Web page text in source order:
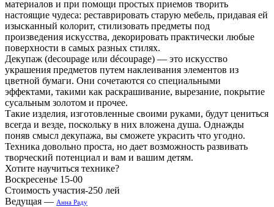
материалов и при помощи простых приемов творить
настоящие чудеса: реставрировать старую мебель, придавая ей
изысканный колорит, стилизовать предметы под
произведения искусства, декорировать практически любые
поверхности в самых разных стилях.
Декупаж (decoupage или découpage) — это искусство
украшения предметов путем наклеивания элементов из
цветной бумаги. Они сочетаются со специальными
эффектами, такими как раскрашивание, вырезание, покрытие
сусальным золотом и прочее.
Такие изделия, изготовленные своими руками, будут цениться
всегда и везде, поскольку в них вложена душа. Однажды
поняв смысл декупажа, вы сможете украсить что угодно.
Техника довольно проста, но дает возможность развивать
творческий потенциал и вам и вашим детям.
Хотите научиться технике?
Воскресенье 15-00
Стоимость участия-250 лей
Ведущая — Анна Раду